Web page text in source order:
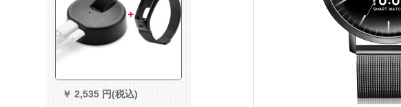
￥ 2,535 円(税込)